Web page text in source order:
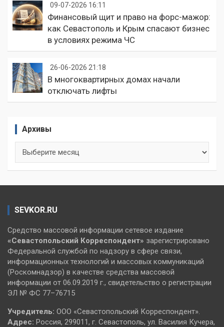
09-07-2026 16:11
Финансовый щит и право на форс-мажор:
как Севастополь и Крым спасают бизнес
в условиях режима ЧС
26-06-2026 21:18
В многоквартирных домах начали
отключать лифты
Архивы
SEVKOR.RU
Средство массовой информации сетевое издание
«Севастопольский Корреспондент» зарегистрировано
Федеральной службой по надзору в сфере связи,
информационных технологий и массовых коммуникаций
(Роскомнадзор) в качестве средства массовой
информации от 06.09.2019 г., свидетельство о регистрации
ЭЛ № ФС 77–76715
Учредитель: ООО «Севастопольский Корреспондент».
Адрес: Россия, 299011, г. Севастополь, ул. Василия Кучера,